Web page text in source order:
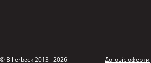
© Billerbeck 2013 - 2026 Договір оферти